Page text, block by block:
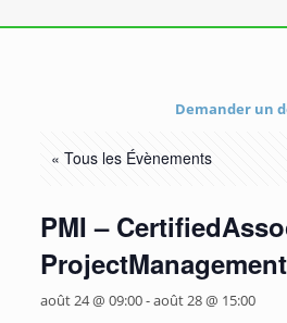
Demander un
« Tous les Évènements
PMI –
août 24 @ 09:00-août 28 @ 15:00